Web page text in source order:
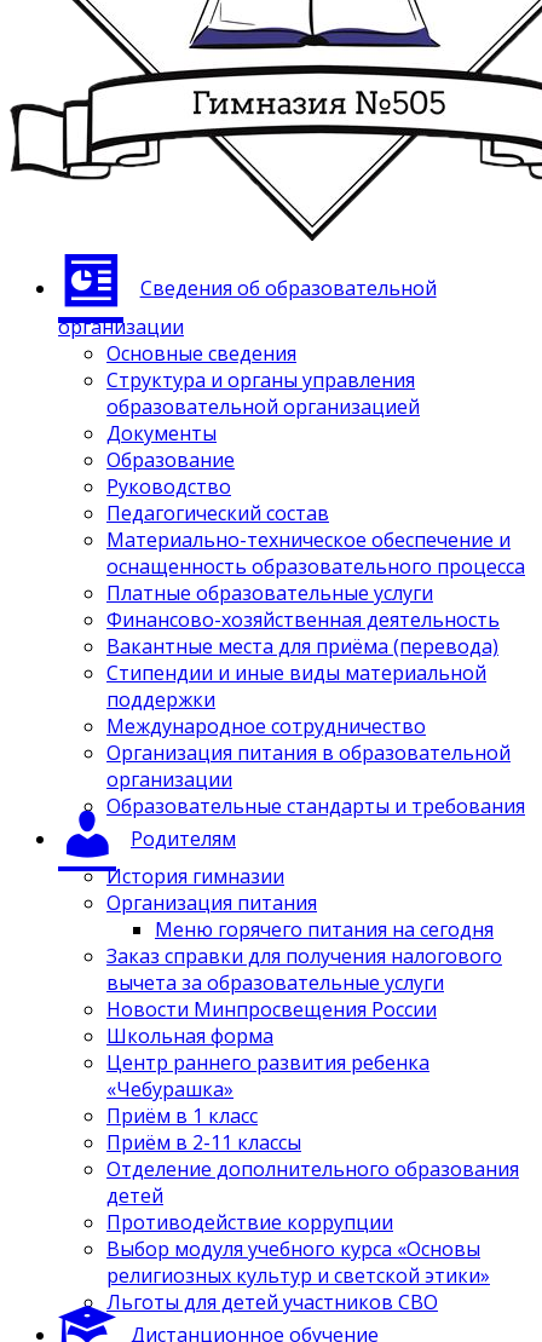
Сведения об образовательной
организации
Основные сведения
Структура и органы управления
образовательной организацией
Документы
Образование
Руководство
Педагогический состав
Материально-техническое обеспечение и
оснащенность образовательного процесса
Платные образовательные услуги
Финансово-хозяйственная деятельность
Вакантные места для приёма (перевода)
Стипендии и иные виды материальной
поддержки
Международное сотрудничество
Организация питания в образовательной
организации
Образовательные стандарты и требования
Родителям
История гимназии
Организация питания
Меню горячего питания на сегодня
Заказ справки для получения налогового
вычета за образовательные услуги
Новости Минпросвещения России
Школьная форма
Центр раннего развития ребенка
«Чебурашка»
Приём в 1 класс
Приём в 2-11 классы
Отделение дополнительного образования
детей
Противодействие коррупции
Выбор модуля учебного курса «Основы
религиозных культур и светской этики»
Льготы для детей участников СВО
Дистанционное обучение